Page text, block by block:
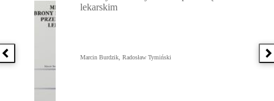
Poprzednia książka
lekarskim
Marcin Burdzik, Radosław Tymiński